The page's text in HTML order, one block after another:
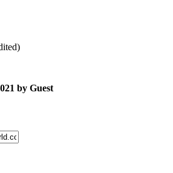
by Guest